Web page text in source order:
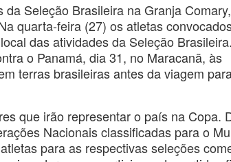
Seleção Brasileira na Granja
quarta-feira (27) os atletas
das atividades da Seleção
o Panamá, dia 31, no Maracanã, às
terras brasileiras antes da viagem
que irão representar o país na Copa.
Nacionais classificadas para o
para as respectivas seleções